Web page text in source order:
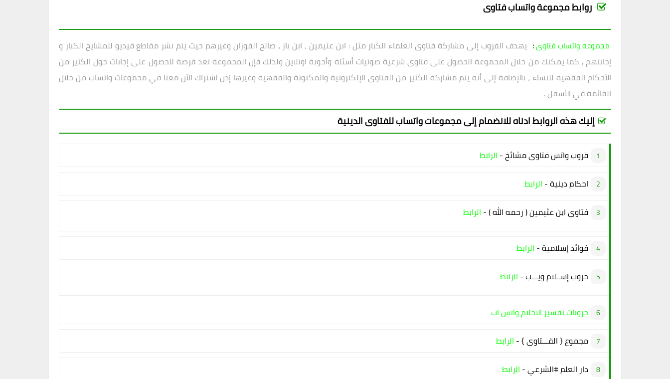
روابط مجموعة واتساب فتاوى
مجموعة واتساب فتاوى: يهدف القروب إلى مشاركة فتاوى العلماء الكبار مثل : ابن عثيمين ، ابن باز ، صالح الفوزان وغيرهم حيث يتم نشر مقاطع فيديو للمشايخ الكبار و
إجابتهم ، كما يمكنك من خلال المجموعة الحصول على فتاوى شرعية صوتيات أسئلة وأجوبة اونلاين ولذلك فإن المجموعة تعد فرصة للحصول على إجابات حول الكثير من
الأحكام الفقهية للنساء ، بالإضافة إلى أنه يتم مشاركة الكثير من الفتاوى الإلكترونية والمكتوبة والفقهية وغيرها إذن اشتراك الآن معنا في مجموعات واتساب من خلال
القائمة في الأسفل .
إليك هذه الروابط ادناه للانضمام إلى مجموعات واتساب للفتاوى الدينية
قروب واتس فتاوى مشائخ - الرابط
احكام دينية - الرابط
فتاوى ابن عثيمين ( رحمه الله ) - الرابط
فوائد إسلامية - الرابط
جروب إســلام ويـــب - الرابط
جروبات تفسير الاحلام واتس اب
مجموع { الفـــتاوى } - الرابط
دار العلم #الشرعي - الرابط